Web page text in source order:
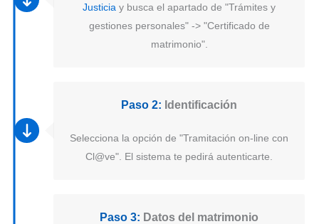
Justicia y busca el apartado de "Trámites y
gestiones personales" -> "Certificado de
matrimonio".
Paso 2: Identificación
Selecciona la opción de "Tramitación on-line con
Cl@ve". El sistema te pedirá autenticarte.
Paso 3: Datos del matrimonio